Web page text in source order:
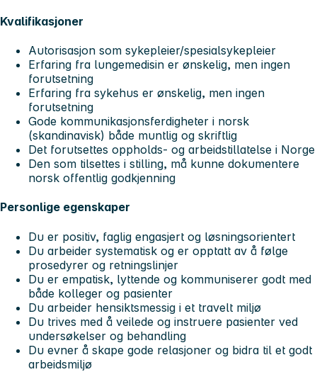
Kvalifikasjoner
Autorisasjon som sykepleier/spesialsykepleier
Erfaring fra lungemedisin er ønskelig, men ingen
forutsetning
Erfaring fra sykehus er ønskelig, men ingen
forutsetning
Gode kommunikasjonsferdigheter i norsk
(skandinavisk) både muntlig og skriftlig
Det forutsettes oppholds- og arbeidstillatelse i Norge
Den som tilsettes i stilling, må kunne dokumentere
norsk offentlig godkjenning
Personlige egenskaper
Du er positiv, faglig engasjert og løsningsorientert
Du arbeider systematisk og er opptatt av å følge
prosedyrer og retningslinjer
Du er empatisk, lyttende og kommuniserer godt med
både kolleger og pasienter
Du arbeider hensiktsmessig i et travelt miljø
Du trives med å veilede og instruere pasienter ved
undersøkelser og behandling
Du evner å skape gode relasjoner og bidra til et godt
arbeidsmiljø